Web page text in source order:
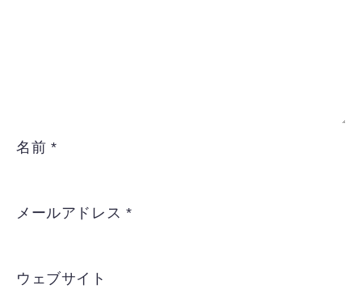
名前 *
メールアドレス *
ウェブサイト